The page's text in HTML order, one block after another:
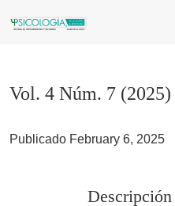
Vol. 4 Núm. 7 (2025)
Publicado February 6, 2025